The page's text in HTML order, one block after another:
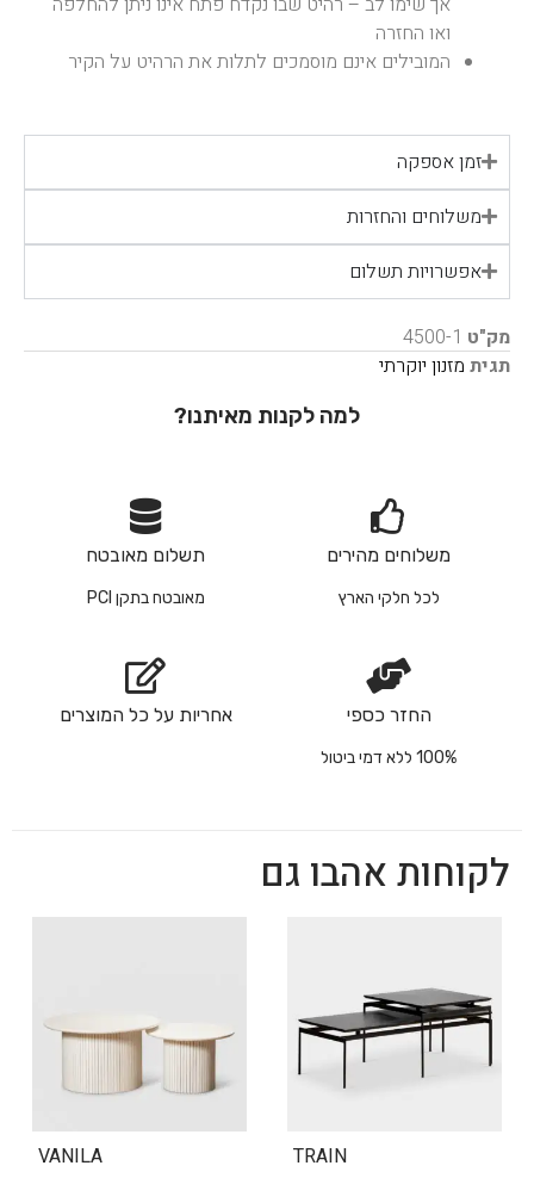
ואו החזרה
המובילים אינם מוסמכים לתלות את הרהיט על הקיר
זמן אספקה
משלוחים והחזרות
אפשרויות תשלום
מק"ט 4500-1
תגית מזנון יוקרתי
למה לקנות מאיתנו?
משלוחים מהירים
לכל חלקי הארץ
תשלום מאובטח
מאובטח בתקן PCI
החזר כספי
100% ללא דמי ביטול
אחריות על כל המוצרים
לקוחות אהבו גם
TRAIN
VANILA